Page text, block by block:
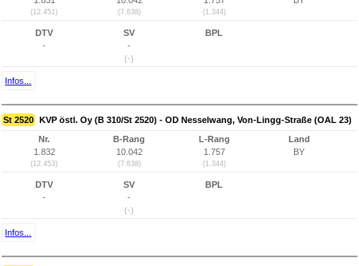
(12.451) (7.638) (1.344)
DTV
-
SV
-
(-)
BPL
Infos...
St 2520 KVP östl. Oy (B 310/St 2520) - OD Nesselwang, Von-Lingg-Straße (OAL 23)
Nr.
1.832
(12.453)
B-Rang
10.042
(7.638)
L-Rang
1.757
(1.344)
Land
BY
DTV
-
SV
-
(-)
BPL
Infos...